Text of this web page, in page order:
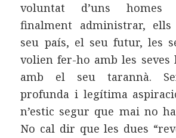
voluntat d’uns
finalment administrar, ells
seu país, el seu futur, les
volien fer-ho amb les seves
amb el seu tarannà.
profunda i legítima
n’estic segur que mai no
No cal dir que les dues